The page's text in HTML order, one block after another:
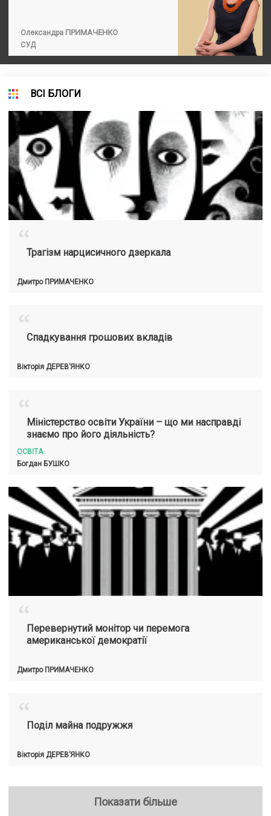
Олександра ПРИМАЧЕНКО
СУД
ВСІ БЛОГИ
“Трагізм нарцисичного дзеркала
Дмитро ПРИМАЧЕНКО
“Спадкування грошових вкладів
Вікторія ДЕРЕВ’ЯНКО
“Міністерство освіти України – що ми насправді
знаємо про його діяльність?
ОСВІТА
Богдан БУШКО
“Перевернутий монітор чи перемога
американської демократії
Дмитро ПРИМАЧЕНКО
“Поділ майна подружжя
Вікторія ДЕРЕВ’ЯНКО
Показати більше